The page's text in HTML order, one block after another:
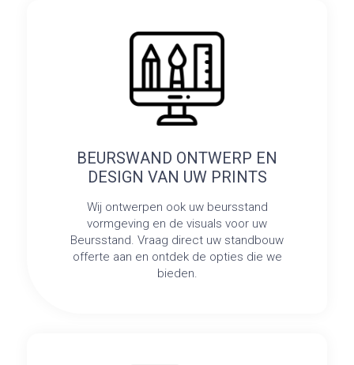
BEURSWAND ONTWERP EN
DESIGN VAN UW PRINTS
Wij ontwerpen ook uw beursstand
vormgeving en de visuals voor uw
Beursstand. Vraag direct uw standbouw
offerte aan en ontdek de opties die we
bieden.